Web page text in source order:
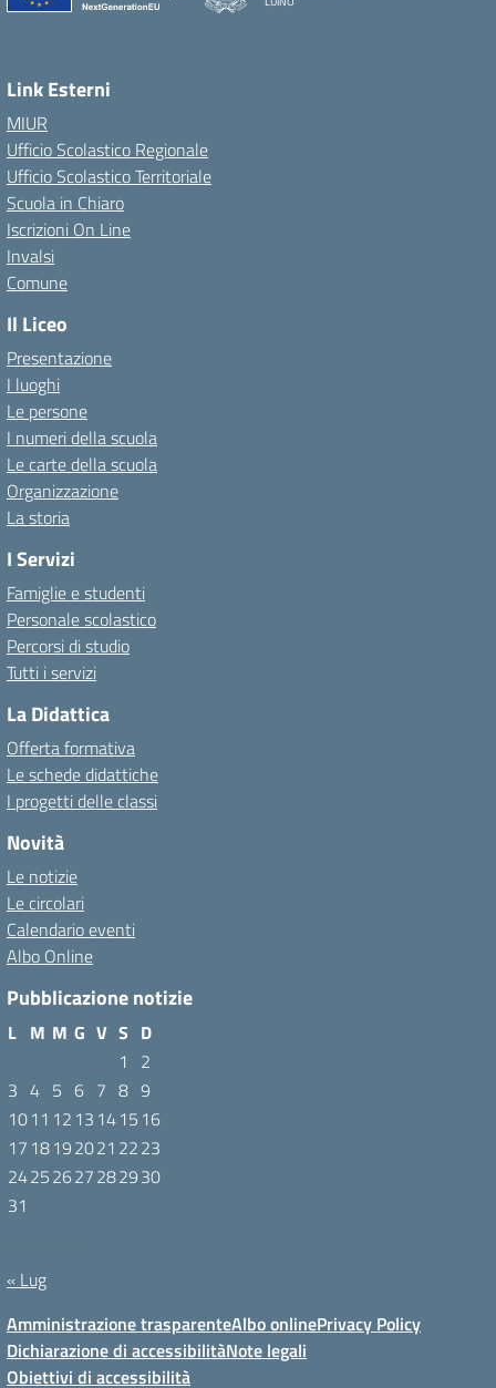
Link Esterni
MIUR
Ufficio Scolastico Regionale
Ufficio Scolastico Territoriale
Scuola in Chiaro
Iscrizioni On Line
Invalsi
Comune
Il Liceo
Presentazione
I luoghi
Le persone
I numeri della scuola
Le carte della scuola
Organizzazione
La storia
I Servizi
Famiglie e studenti
Personale scolastico
Percorsi di studio
Tutti i servizi
La Didattica
Offerta formativa
Le schede didattiche
I progetti delle classi
Novità
Le notizie
Le circolari
Calendario eventi
Albo Online
Pubblicazione notizie
L M M G V S D
1
2
3 4 5 6 7 8 9
1011 12 13 1415 16
17 18192021 2223
24252627282930
31
« Lug
Amministrazione trasparenteAlbo onlinePrivacy Policy
Dichiarazione di accessibilitàNote legali
Obiettivi di accessibilità